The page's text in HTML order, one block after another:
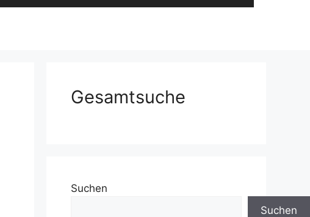
Gesamtsuche
Suchen
Suchen